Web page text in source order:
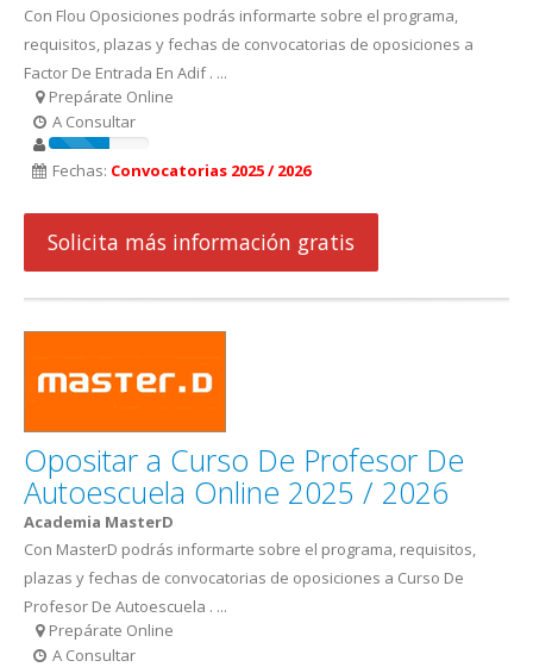
Con Flou Oposiciones podrás informarte sobre el programa,
requisitos, plazas y fechas de convocatorias de oposiciones a
Factor De Entrada En Adif . ...
Prepárate Online
A Consultar
Fechas: Convocatorias 2025 / 2026
Solicita más información gratis
Opositar a Curso De Profesor De
Autoescuela Online 2025 / 2026
Academia MasterD
Con MasterD podrás informarte sobre el programa, requisitos,
plazas y fechas de convocatorias de oposiciones a Curso De
Profesor De Autoescuela . ...
Prepárate Online
A Consultar